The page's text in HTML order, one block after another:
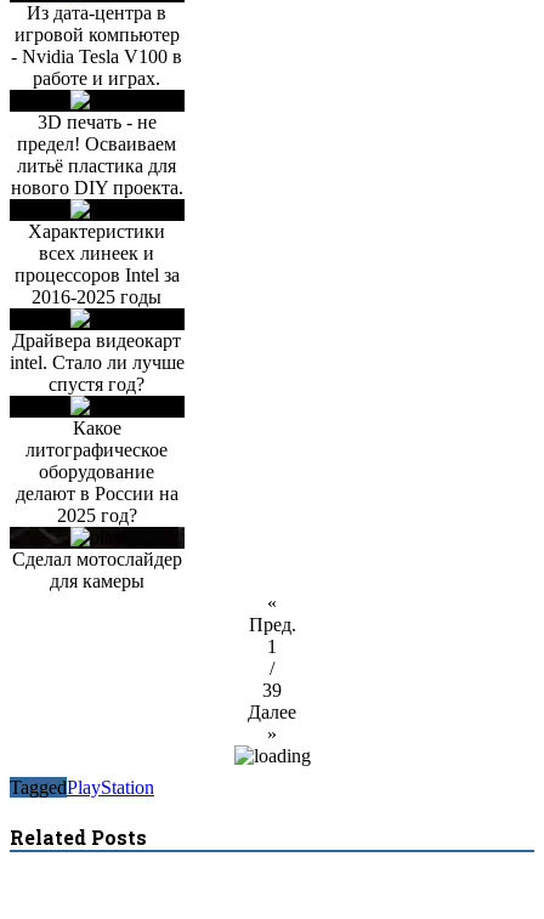
Из дата-центра в
игровой компьютер
- Nvidia Tesla V100 в
работе и играх.
3D печать - не
предел! Осваиваем
литьё пластика для
нового DIY проекта.
Характеристики
всех линеек и
процессоров Intel за
2016-2025 годы
Драйвера видеокарт
intel. Стало ли лучше
спустя год?
Какое
литографическое
оборудование
делают в России на
2025 год?
Сделал мотослайдер
для камеры
«
Пред.
1
/
39
Далее
»
TaggedPlayStation
Related Posts